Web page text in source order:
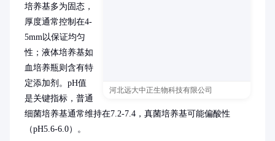
河北远大中正生物科技有限公司
培养基多为固态，
厚度通常控制在4-
5mm以保证均匀
性；液体培养基如
血培养瓶则含有特
定添加剂。pH值
是关键指标，普通
细菌培养基通常维持在7.2-7.4，真菌培养基可能偏酸性
（pH5.6-6.0）。